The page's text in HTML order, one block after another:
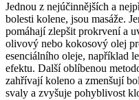
Jednou z nejúčinnějších a
bolesti kolene, jsou masáže.
pomáhají zlepšit prokrvení a
olivový nebo kokosový olej
esenciálního oleje, například
efektu. Další oblíbenou
zahřívají koleno a zmenšují
svaly a zvyšuje pohyblivost